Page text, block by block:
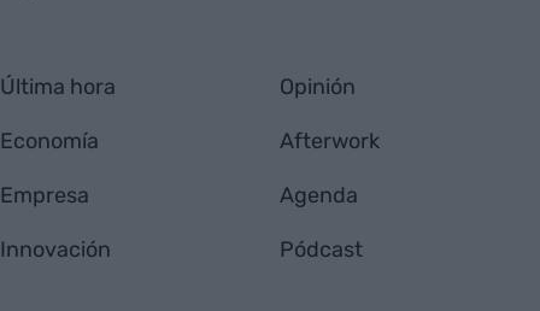
Última hora
Economía
Empresa
Innovación
Opinión
Afterwork
Agenda
Pódcast